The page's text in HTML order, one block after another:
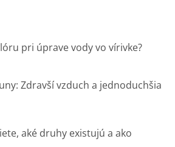
pri úprave vody vo vírivke?
Zdravší vzduch a jednoduchšia
aké druhy existujú a ako